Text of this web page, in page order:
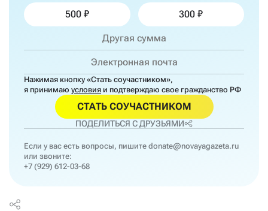
500 300
Нажимая кнопку «Стать соучастником»,
я принимаю условия и подтверждаю свое гражданство РФ
СТАТЬ СОУЧАСТНИКОМ
ПОДЕЛИТЬСЯ С ДРУЗЬЯМИ
Если у вас есть вопросы, пишите donate@novayagazeta.ru
или звоните:
+7 (929) 612-03-68